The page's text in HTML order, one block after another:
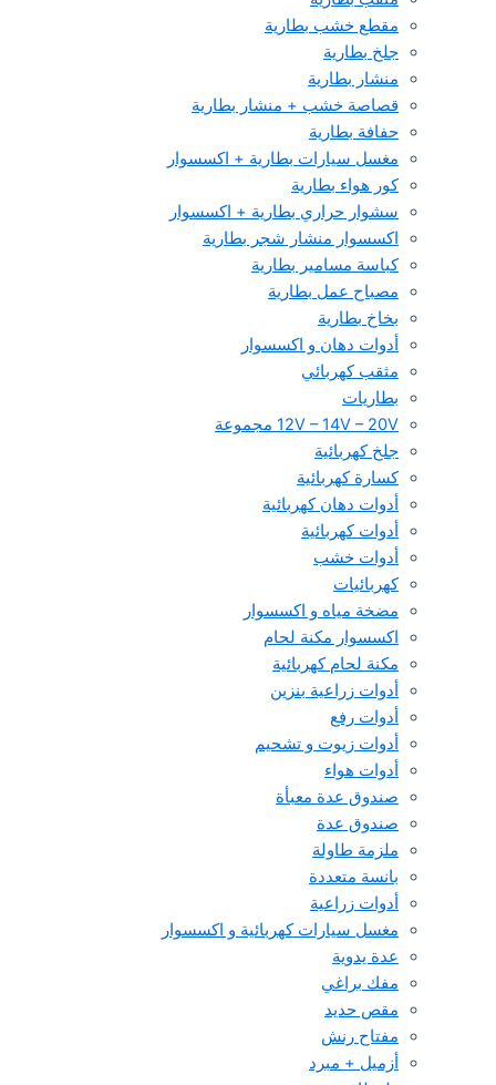
مقطع خشب بطارية
جلخ بطارية
منشار بطارية
قصاصة خشب + منشار بطارية
حفافة بطارية
مغسل سيارات بطارية + اكسسوار
كور هواء بطارية
سشوار حراري بطارية + اكسسوار
اكسسوار منشار شجر بطارية
كباسة مسامير بطارية
مصباح عمل بطارية
بخاخ بطارية
أدوات دهان و اكسسوار
مثقب كهربائي
بطاريات
12V – 14V – 20V مجموعة
جلخ كهربائية
كسارة كهربائية
أدوات دهان كهربائية
أدوات كهربائية
أدوات خشب
كهربائيات
مضخة مياه و اكسسوار
اكسسوار مكنة لحام
مكنة لحام كهربائية
أدوات زراعية بنزين
أدوات رفع
أدوات زيوت و تشحيم
أدوات هواء
صندوق عدة معبأة
صندوق عدة
ملزمة طاولة
بانسة متعددة
أدوات زراعية
مغسل سيارات كهربائية و اكسسوار
عدة يدوية
مفك براغي
مقص حديد
مفتاح رنش
أزميل + مبرد